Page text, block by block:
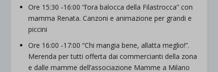
Ore 15:30 ‐16:00 “l’ora balocca della Filastrocca” con
mamma Renata. Canzoni e animazione per grandi e
piccini
Ore 16:00 ‐17:00 “Chi mangia bene, allatta meglio!”.
Merenda per tutti offerta dai commercianti della zona
e dalle mamme dell’associazione Mamme a Milano